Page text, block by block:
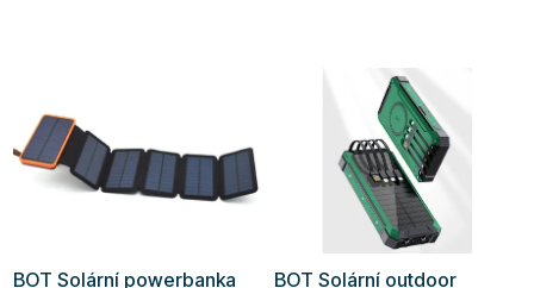
BOT Solární powerbanka BOT Solární outdoor